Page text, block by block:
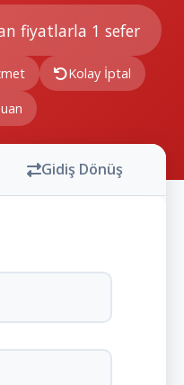
fiyatlarla 1 sefer
Kolay İptal
Gidiş Dönüş